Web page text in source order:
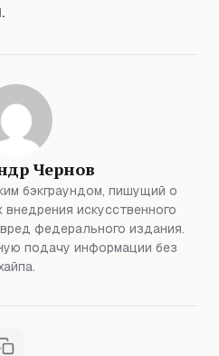
Чернов
бэкграундом, пишущий о
внедрения искусственного
федерального издания.
подачу информации без